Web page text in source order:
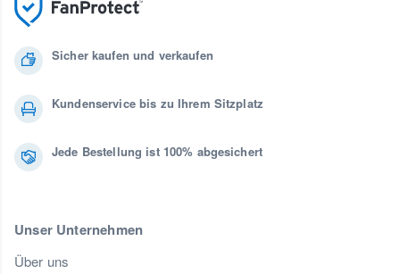
Sicher kaufen und verkaufen
Kundenservice bis zu Ihrem Sitzplatz
Jede Bestellung ist 100% abgesichert
Unser Unternehmen
Über uns